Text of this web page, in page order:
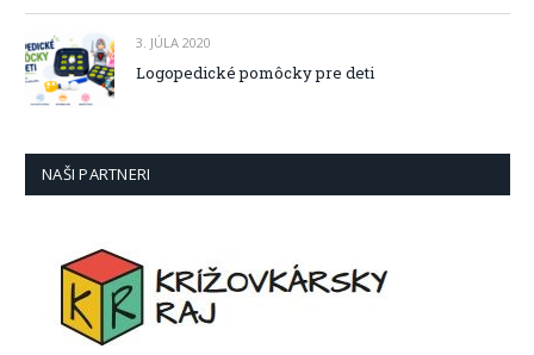
3. JÚLA 2020
Logopedické pomôcky pre deti
NAŠI PARTNERI